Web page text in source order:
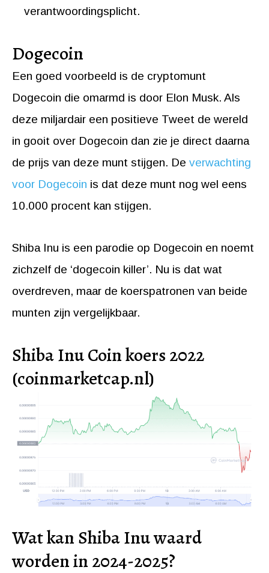
verantwoordingsplicht.
Dogecoin
Een goed voorbeeld is de cryptomunt
Dogecoin die omarmd is door Elon Musk. Als
deze miljardair een positieve Tweet de wereld
in gooit over Dogecoin dan zie je direct daarna
de prijs van deze munt stijgen. De verwachting
voor Dogecoin is dat deze munt nog wel eens
10.000 procent kan stijgen.
Shiba Inu is een parodie op Dogecoin en noemt
zichzelf de ‘dogecoin killer’. Nu is dat wat
overdreven, maar de koerspatronen van beide
munten zijn vergelijkbaar.
Shiba Inu Coin koers 2022
(coinmarketcap.nl)
Wat kan Shiba Inu waard
worden in 2024-2025?